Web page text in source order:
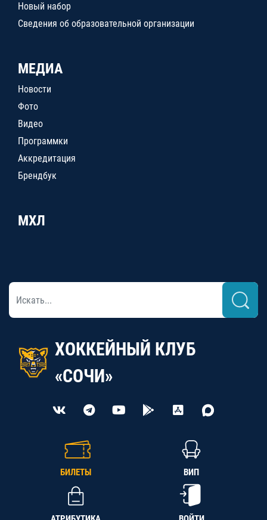
Новый набор
Сведения об образовательной организации
МЕДИА
Новости
Фото
Видео
Программки
Аккредитация
Брендбук
МХЛ
ХОККЕЙНЫЙ КЛУБ
«СОЧИ»
БИЛЕТЫ ВИП